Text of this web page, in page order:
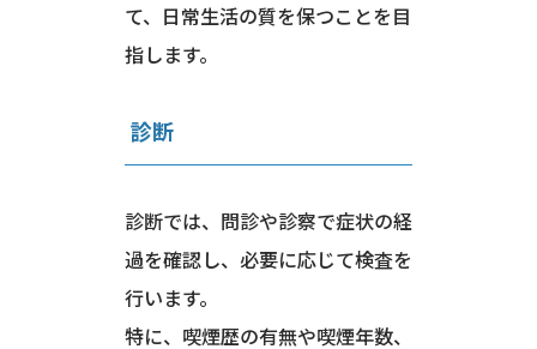
て、日常生活の質を保つことを目
指します。
診断
診断では、問診や診察で症状の経
過を確認し、必要に応じて検査を
行います。
特に、喫煙歴の有無や喫煙年数、